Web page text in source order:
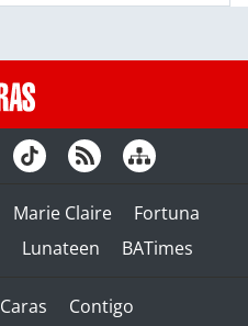
Marie Claire
Fortuna
Lunateen BATimes
Caras
Contigo